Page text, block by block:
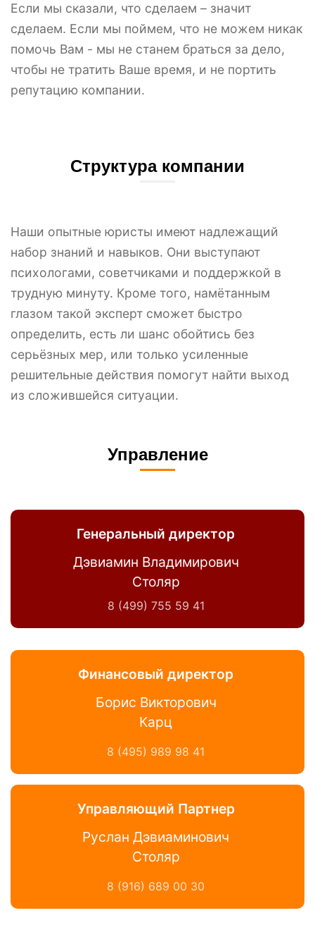
Если мы сказали, что сделаем – значит
сделаем. Если мы поймем, что не можем никак
помочь Вам - мы не станем браться за дело,
чтобы не тратить Ваше время, и не портить
репутацию компании.
Структура компании
Наши опытные юристы имеют надлежащий
набор знаний и навыков. Они выступают
психологами, советчиками и поддержкой в
трудную минуту. Кроме того, намётанным
глазом такой эксперт сможет быстро
определить, есть ли шанс обойтись без
серьёзных мер, или только усиленные
решительные действия помогут найти выход
из сложившейся ситуации.
Управление
Генеральный директор
Дэвиамин Владимирович
Столяр
8 (499) 755 59 41
Финансовый директор
Борис Викторович
Карц
8 (495) 989 98 41
Управляющий Партнер
Руслан Дэвиаминович
Столяр
8 (916) 689 00 30